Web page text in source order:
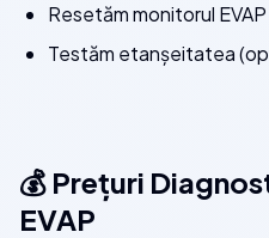
Resetăm monitorul EVAP
Testăm etanșeitatea
💰 Prețuri
EVAP